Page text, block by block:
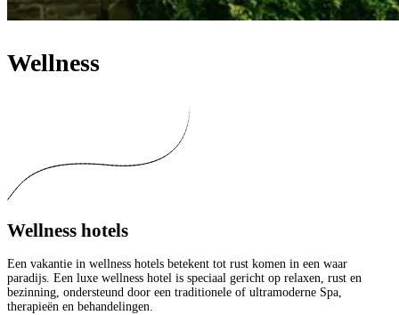
Wellness
Wellness hotels
Een vakantie in wellness hotels betekent tot rust komen in een waar
paradijs. Een luxe wellness hotel is speciaal gericht op relaxen, rust en
bezinning, ondersteund door een traditionele of ultramoderne Spa,
therapieën en behandelingen.